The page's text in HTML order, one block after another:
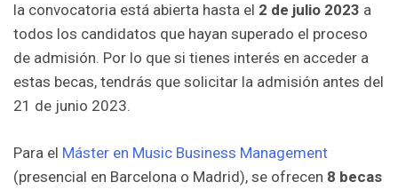
la convocatoria está abierta hasta el 2 de julio 2023 a
todos los candidatos que hayan superado el proceso
de admisión. Por lo que si tienes interés en acceder a
estas becas, tendrás que solicitar la admisión antes del
21 de junio 2023.
Para el Máster en Music Business Management
(presencial en Barcelona o Madrid), se ofrecen 8 becas